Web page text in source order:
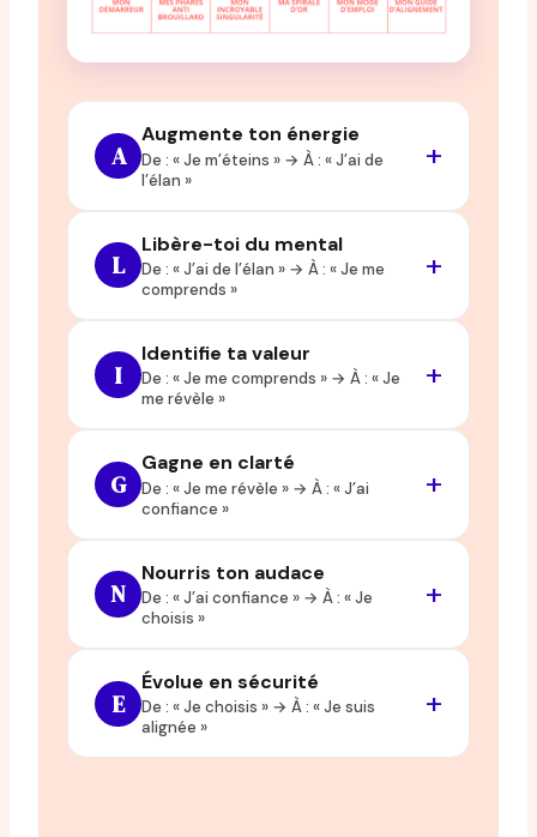
A
Augmente ton énergie
De : « Je m’éteins » → À : « J’ai de
l’élan »
L
Libère-toi du mental
De : « J’ai de l’élan » → À : « Je me
comprends »
I
Identifie ta valeur
De : « Je me comprends » → À : « Je
me révèle »
G
Gagne en clarté
De : « Je me révèle » → À : « J’ai
confiance »
N
Nourris ton audace
De : « J’ai confiance » → À : « Je
choisis »
E
Évolue en sécurité
De : « Je choisis » → À : « Je suis
alignée »